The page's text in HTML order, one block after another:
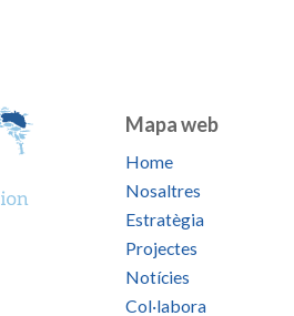
Mapa web
Home
Nosaltres
Estratègia
Projectes
Notícies
Col·labora